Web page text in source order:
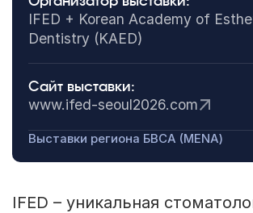
IFED + Korean Academy of
Dentistry (KAED)
Сайт выставки:
www.ifed-seoul2026.com
Выставки региона БВСА (MENA)
IFED – уникальная